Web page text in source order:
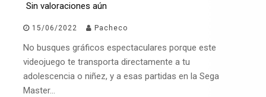
Sin valoraciones aún
15/06/2022 Pacheco
No busques gráficos espectaculares porque este
videojuego te transporta directamente a tu
adolescencia o niñez, y a esas partidas en la Sega
Master…